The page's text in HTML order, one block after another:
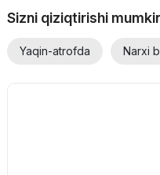
Sizni qiziqtirishi
Yaqin-atrofda Narxi